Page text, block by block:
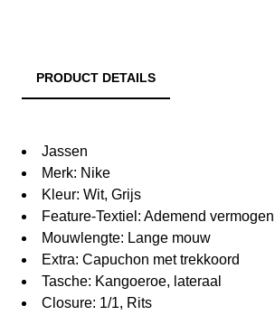
PRODUCT DETAILS
Jassen
Merk: Nike
Kleur: Wit, Grijs
Feature-Textiel: Ademend
Mouwlengte: Lange mouw
Extra: Capuchon met trekkoord
Tasche: Kangoeroe, lateraal
Closure: 1/1, Rits